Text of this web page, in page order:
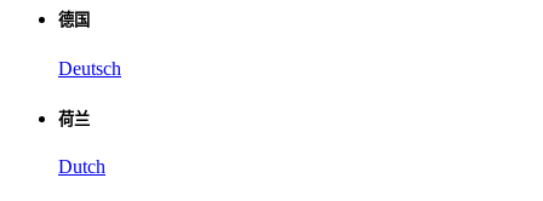
德国
Deutsch
荷兰
Dutch